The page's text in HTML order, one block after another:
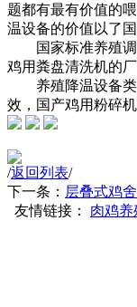
题都有最有价值的
温设备的价值 以了
国家标准养殖
鸡用粪盘清洗机的厂
养殖降温设备
效， 国产鸡用粉碎
/返回列表/
下一条： 层叠式鸡
友情链接： 肉鸡养